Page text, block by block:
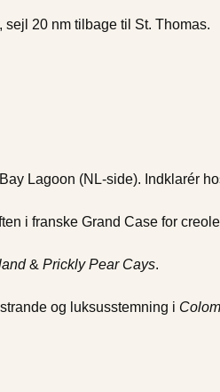
, sejl 20 nm tilbage til St. Thomas.
Lagoon (NL-side). Indklarér
i franske Grand Case for
& Prickly Pear Cays.
og luksusstemning i